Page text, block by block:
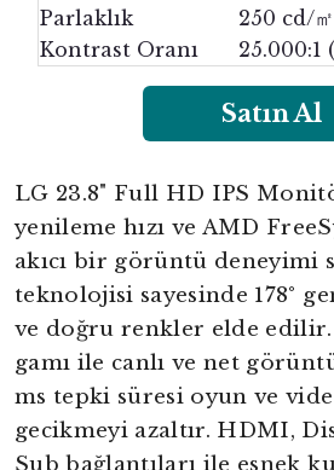
Parlaklık
250 cd/
Kontrast Oranı
25.000:1
Satın Al
LG 23.8" Full HD IPS
yenileme hızı ve AMD
akıcı bir görüntü deneyimi
teknolojisi sayesinde 178°
ve doğru renkler elde edilir.
gamı ile canlı ve net
ms tepki süresi oyun ve
gecikmeyi azaltır. HDMI,
Sub bağlantıları ile esnek